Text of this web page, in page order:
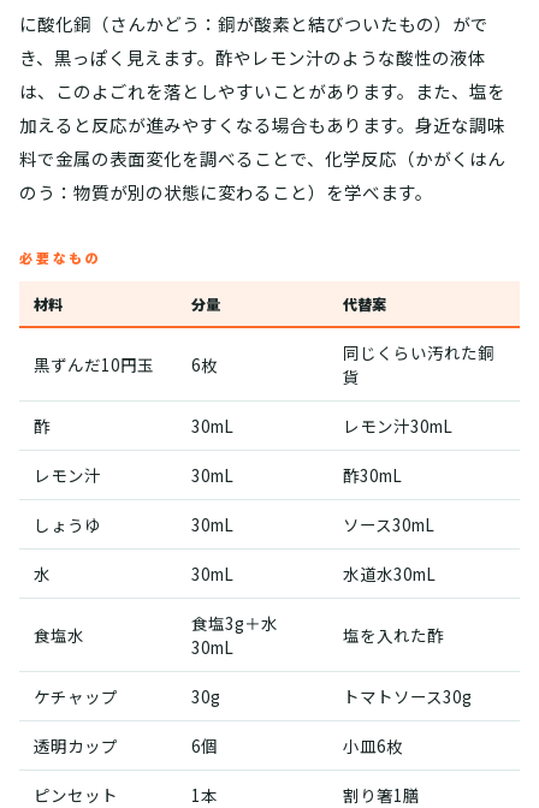
に酸化銅（さんかどう：銅が酸素と結びついたもの）がで
き、黒っぽく見えます。酢やレモン汁のような酸性の液体
は、このよごれを落としやすいことがあります。また、塩を
加えると反応が進みやすくなる場合もあります。身近な調味
料で金属の表面変化を調べることで、化学反応（かがくはん
のう：物質が別の状態に変わること）を学べます。
必要なもの
材料 分量 代替案
黒ずんだ10円玉 6枚
同じくらい汚れた銅
貨
酢 30mL レモン汁30mL
レモン汁 30mL 酢30mL
しょうゆ 30mL ソース30mL
水 30mL 水道水30mL
食塩水
食塩3g＋水
30mL
塩を入れた酢
ケチャップ 30g トマトソース30g
透明カップ 6個 小皿6枚
ピンセット 1本 割り箸1膳